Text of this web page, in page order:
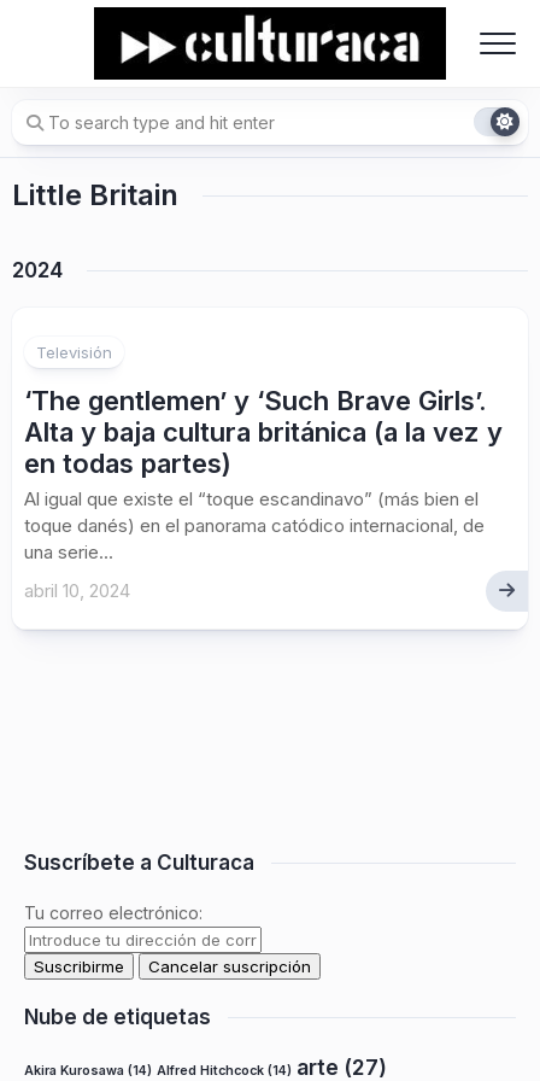
Little Britain
2024
Televisión
‘The gentlemen’ y ‘Such Brave Girls’.
Alta y baja cultura británica (a la vez y
en todas partes)
Al igual que existe el “toque escandinavo” (más bien el
toque danés) en el panorama catódico internacional, de
una serie...
abril 10, 2024
Suscríbete a Culturaca
Tu correo electrónico:
Nube de etiquetas
Akira Kurosawa (14) Alfred Hitchcock (14) arte (27)